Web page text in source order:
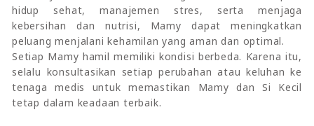
hidup sehat, manajemen stres, serta menjaga
kebersihan dan nutrisi, Mamy dapat meningkatkan
peluang menjalani kehamilan yang aman dan optimal.
Setiap Mamy hamil memiliki kondisi berbeda. Karena itu,
selalu konsultasikan setiap perubahan atau keluhan ke
tenaga medis untuk memastikan Mamy dan Si Kecil
tetap dalam keadaan terbaik.